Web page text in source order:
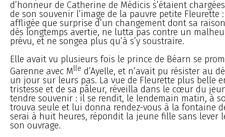
d’honneur de Catherine de Médicis s’étaient
de son souvenir l’image de la pauvre petite Fleurette
affligée que surprise d’un changement dont sa
dès longtemps avertie, ne lutta pas contre un
prévu, et ne songea plus qu’à s’y soustraire.
Elle avait vu plusieurs fois le prince de Béarn se
Garenne avec Mlle d’Ayelle, et n’avait pu résister au
un jour sur leurs pas. La vue de Fleurette plus belle
tristesse et de sa pâleur, réveilla dans le cœur du
tendre souvenir : il se rendit, le lendemain matin, à
trouva seule et lui donna rendez-vous à la fontaine
serai à huit heures, répondit la jeune fille sans lever
son ouvrage.